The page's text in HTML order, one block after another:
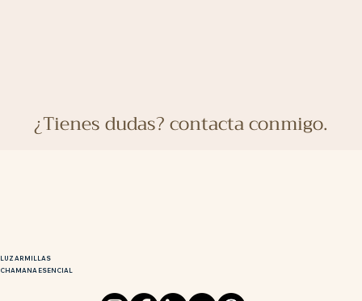
¿Tienes dudas? contacta conmigo.
LUZ ARMILLAS
CHAMANA ESENCIAL